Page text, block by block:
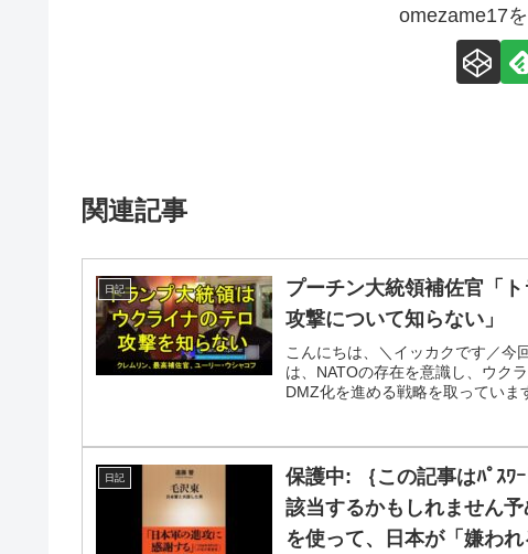
omezame17
関連記事
日記
プーチン大統領補佐官「
攻撃について知らない」
こんにちは、＼イッカクです／今
は、NATOの存在を意識し、ウク
DMZ化を進める戦略を取ってい
日記
保護中: ｛この記事はﾊﾟｽﾜ
該当するかもしれません
を使って、日本が「嫌わ